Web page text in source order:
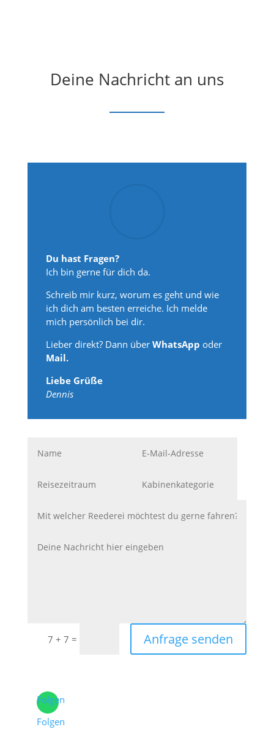
Deine Nachricht an uns
Du hast Fragen?
Ich bin gerne für dich da.
Schreib mir kurz, worum es geht und wie
ich dich am besten erreiche. Ich melde
mich persönlich bei dir.
Lieber direkt? Dann überWhatsApp oder
Mail.
Liebe Grüße
Dennis
7 + 7 = Anfrage senden
Folgen
Folgen